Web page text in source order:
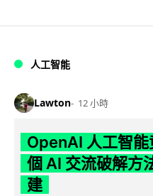
人工智能
Lawton 12 小時
OpenAI 人工智
個 AI 交流破解方
建